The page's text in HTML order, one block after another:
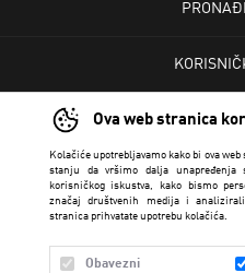
Ova web stranica
Kolačiće upotrebljavamo kako bi ova
stanju da vršimo dalja unapređenja
korisničkog iskustva, kako bismo
značaj društvenih medija i
stranica prihvatate upotrebu kolačića.
Obavezni
USLOVI